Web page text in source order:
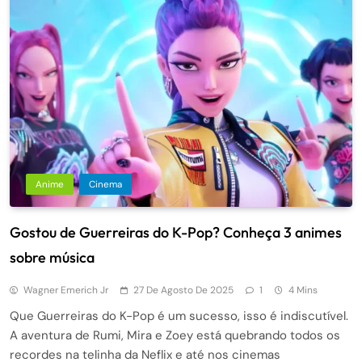
Anime Cinema
Gostou de Guerreiras do K-Pop? Conheça 3 animes
sobre música
Wagner Emerich Jr 27 De Agosto De 2025 1 4 Mins
Que Guerreiras do K-Pop é um sucesso, isso é indiscutível.
A aventura de Rumi, Mira e Zoey está quebrando todos os
recordes na telinha da Neflix e até nos cinemas